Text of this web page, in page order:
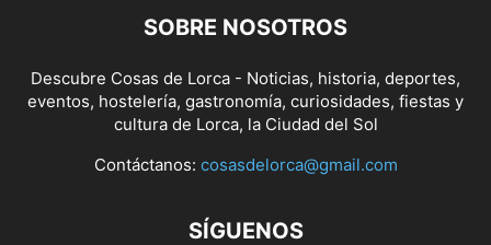
SOBRE NOSOTROS
Descubre Cosas de Lorca - Noticias, historia, deportes,
eventos, hostelería, gastronomía, curiosidades, fiestas y
cultura de Lorca, la Ciudad del Sol
Contáctanos: cosasdelorca@gmail.com
SÍGUENOS